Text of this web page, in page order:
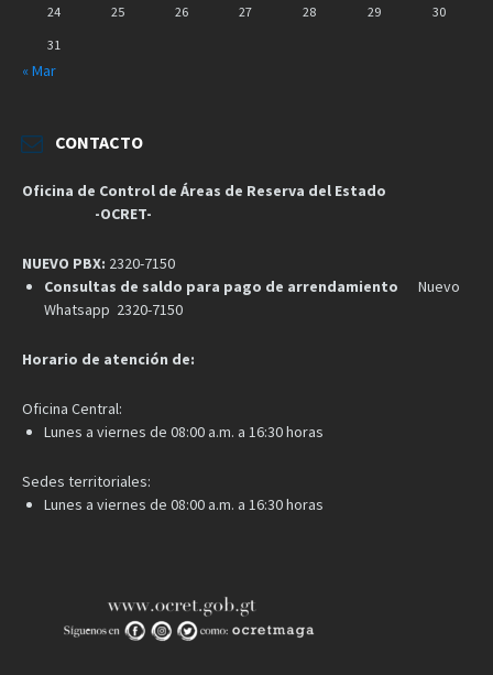
24
25 26 27 28 29
30
31
« Mar
CONTACTO
Oficina de Control de Áreas de Reserva del Estado
-OCRET-
NUEVO PBX: 2320-7150
Consultas de saldo para pago de arrendamiento Nuevo
Whatsapp 2320-7150
Horario de atención de:
Oficina Central:
Lunes a viernes de 08:00 a.m. a 16:30 horas
Sedes territoriales:
Lunes a viernes de 08:00 a.m. a 16:30 horas